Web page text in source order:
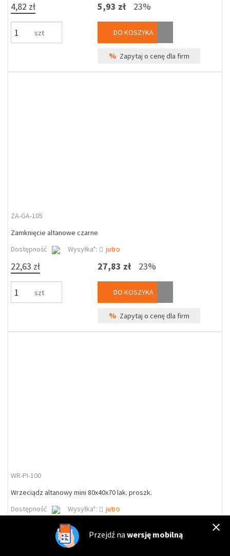
4,82 zł
szt
5,93 zł 23%
DO KOSZYKA
% Zapytaj o cenę dla firm
ZA-GA-105
Zamknięcie altanowe czarne
Dostępność
Wysyłka*: jutro
22,63 zł
szt
27,83 zł 23%
DO KOSZYKA
% Zapytaj o cenę dla firm
WR-PI-100
Wrzeciądz altanowy mini 80x40x70 lak. proszk.
Dostępność
Wysyłka*: jutro
Przejdź na wersję mobilną